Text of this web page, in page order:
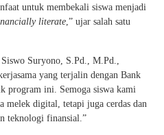
untuk membekali siswa menjadi
literate,” ujar salah satu
Suryono, S.Pd., M.Pd.,
yang terjalin dengan Bank
program ini. Semoga siswa kami
melek digital, tetapi juga cerdas dan
teknologi finansial.”